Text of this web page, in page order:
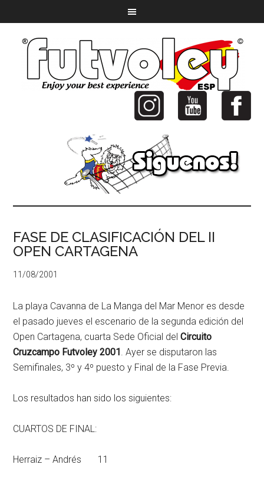
FASE DE CLASIFICACIÓN DEL II
OPEN CARTAGENA
11/08/2001
La playa Cavanna de La Manga del Mar Menor es desde
el pasado jueves el escenario de la segunda edición del
Open Cartagena, cuarta Sede Oficial delCircuito
Cruzcampo Futvoley 2001. Ayer se disputaron las
Semifinales, 3º y 4º puesto y Final de la Fase Previa.
Los resultados han sido los siguientes:
CUARTOS DE FINAL:
Herraiz – Andrés 11